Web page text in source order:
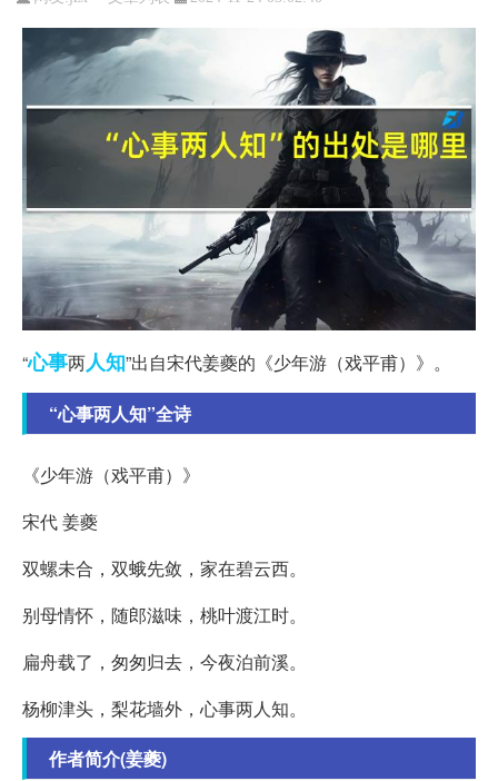
“心事两人知”出自宋代姜夔的《少年游（戏平甫）》。
“心事两人知”全诗
《少年游（戏平甫）》
宋代 姜夔
双螺未合，双蛾先敛，家在碧云西。
别母情怀，随郎滋味，桃叶渡江时。
扁舟载了，匆匆归去，今夜泊前溪。
杨柳津头，梨花墙外，心事两人知。
作者简介(姜夔)